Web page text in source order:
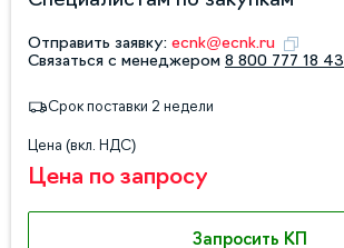
Отправить заявку: ecnk@ecnk.ru
Связаться с менеджером 8 800 777 18 43
Срок поставки 2 недели
Цена (вкл. НДС)
Цена по запросу
Запросить КП